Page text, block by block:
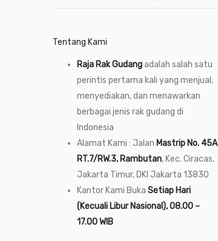
Tentang Kami
Raja Rak Gudangadalah salah satu
perintis pertama kali yang menjual,
menyediakan, dan menawarkan
berbagai jenis rak gudang di
Indonesia
Alamat Kami : Jalan Mastrip No. 45A
RT.7/RW.3, Rambutan, Kec. Ciracas,
Jakarta Timur, DKI Jakarta 13830
Kantor Kami Buka Setiap Hari
(Kecuali Libur Nasional), 08.00 –
17.00 WIB